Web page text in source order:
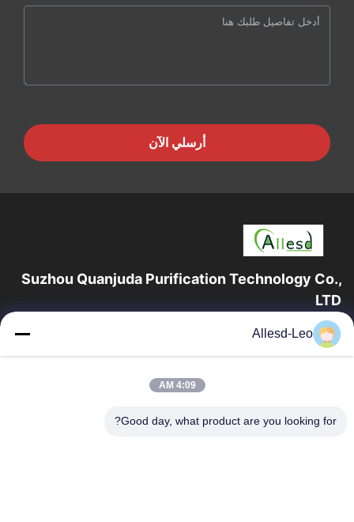
أرسلي الآن
Suzhou Quanjuda Purification Technology Co.,
LTD
16 عامًا من الخبرة ، بصفتنا مصنعًا ومصدرًا رائدًا لمنتجات البيئة والتنمية
المستدامة وغرف الأبحاث ، فإننا نقدم مجموعة كاملة من معدات
الصفحة الرئيسية
منتجات
Allesd-Leo
4:09 AM
Good day, what product are you looking for?